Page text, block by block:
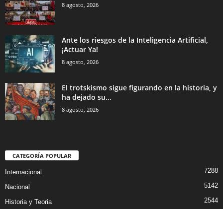
8 agosto, 2026
Ante los riesgos de la Inteligencia Artificial,
¡Actuar Ya!
8 agosto, 2026
El trotskismo sigue figurando en la historia, y
ha dejado su...
8 agosto, 2026
CATEGORÍA POPULAR
Internacional 7288
Nacional 5142
Historia y Teoria 2544